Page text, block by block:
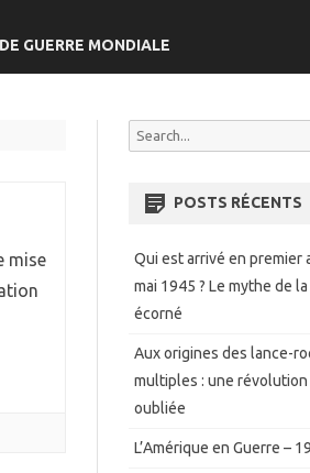
GUERRE MONDIALE
mise
Search
POSTS RÉCENTS
Qui est arrivé en premier
mai 1945 ? Le mythe de
écorné
Aux origines des lance-
multiples : une révolution
oubliée
L’Amérique en Guerre –